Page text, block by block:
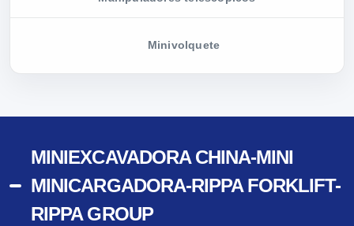
Minivolquete
MINIEXCAVADORA CHINA-MINI
MINICARGADORA-RIPPA FORKLIFT-
RIPPA GROUP